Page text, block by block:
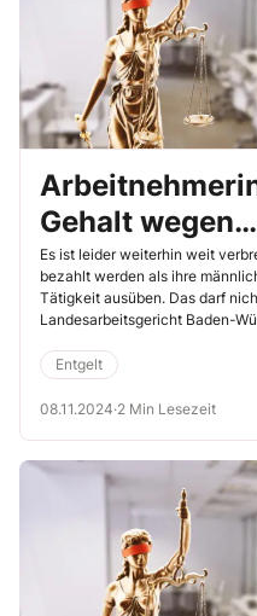
Gehalt wegen
Es ist leider weiterhin weit
bezahlt werden als ihre
Tätigkeit ausüben. Das darf
Landesarbeitsgericht Baden-
Lohngleichheit gestärkt
Entgelt
08.11.2024·2 Min Lesezeit